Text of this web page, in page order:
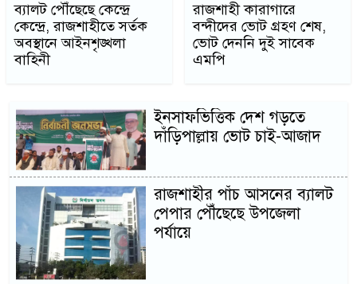
ব্যালট পৌঁছেছে কেন্দ্রে
কেন্দ্রে, রাজশাহীতে সর্তক
অবস্থানে আইনশৃঙ্খলা
বাহিনী
রাজশাহী কারাগারে
বন্দীদের ভোট গ্রহণ শেষ,
ভোট দেননি দুই সাবেক
এমপি
ইনসাফভিত্তিক দেশ গড়তে
দাঁড়িপাল্লায় ভোট চাই-আজাদ
রাজশাহীর পাঁচ আসনের ব্যালট
পেপার পৌঁছেছে উপজেলা
পর্যায়ে